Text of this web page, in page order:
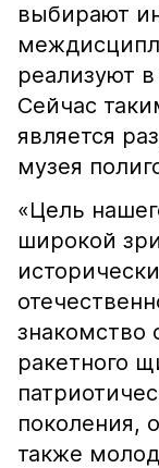
выбирают
реализуют
Сейчас
является
музея
«Цель
широкой
знакомство
ракетного
поколения,
также